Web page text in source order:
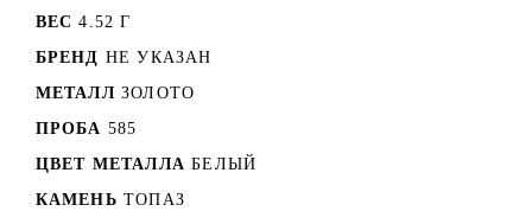
ВЕС 4.52 Г
БРЕНД НЕ УКАЗАН
МЕТАЛЛ ЗОЛОТО
ПРОБА 585
ЦВЕТ МЕТАЛЛА БЕЛЫЙ
КАМЕНЬ ТОПАЗ